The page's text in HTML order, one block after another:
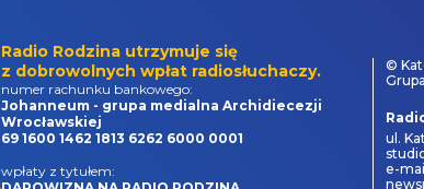
Radio Rodzina utrzymuje się
z dobrowolnych wpłat radiosłuchaczy.
numer rachunku bankowego:
Johanneum - grupa medialna Archidiecezji
Wrocławskiej
69 1600 1462 1813 6262 6000 0001
wpłaty z tytułem:
©
ul.
e-